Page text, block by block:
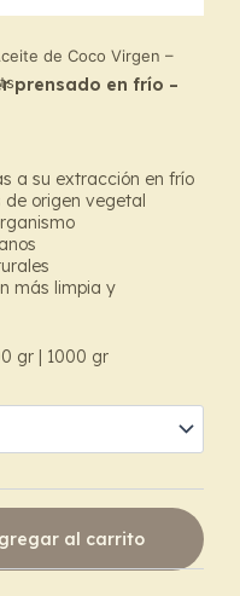
de Coco Virgen –
prensado en frío –
a su extracción en frío
origen vegetal
más limpia y
gr 1000 gr
al carrito